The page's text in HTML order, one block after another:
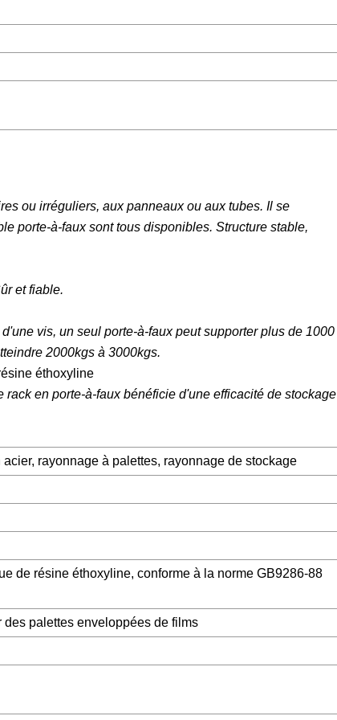
ou irréguliers, aux panneaux ou aux tubes. Il se
porte-à-faux sont tous disponibles. Structure stable,
et fiable.
vis, un seul porte-à-faux peut supporter plus de 1000
2000kgs à 3000kgs.
éthoxyline
en porte-à-faux bénéficie d'une efficacité de stockage
rayonnage à palettes, rayonnage de stockage
de résine éthoxyline, conforme à la norme GB9286-88
palettes enveloppées de films